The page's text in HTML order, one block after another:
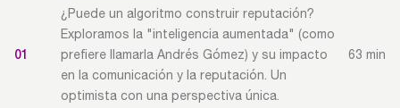
01
¿Puede un algoritmo construir reputación?
Exploramos la "inteligencia aumentada" (como
prefiere llamarla Andrés Gómez) y su impacto
en la comunicación y la reputación. Un
optimista con una perspectiva única.
63 min